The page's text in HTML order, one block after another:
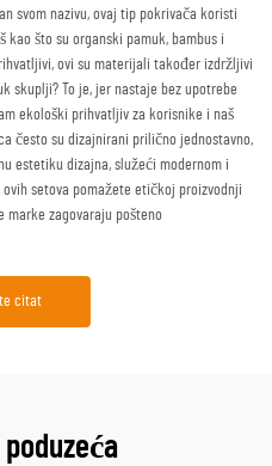
svom nazivu, ovaj tip pokrivača koristi
što su organski pamuk, bambus i
ovi su materijali također izdržljivi
skuplji? To je, jer nastaje bez upotrebe
ekološki prihvatljiv za korisnike i naš
često su dizajnirani prilično jednostavno,
estetiku dizajna, služeći modernom i
setova pomažete etičkoj proizvodnji
marke zagovaraju pošteno
citat